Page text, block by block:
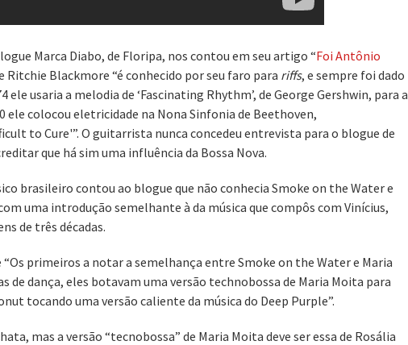
Marca Diabo, de Floripa, nos contou em seu artigo “Foi Antônio
Ritchie Blackmore “é conhecido por seu faro para riffs, e sempre foi dado
usaria a melodia de ‘Fascinating Rhythm’, de George Gershwin, para a
ele colocou eletricidade na Nona Sinfonia de Beethoven,
to Cure'”. O guitarrista nunca concedeu entrevista para o blogue de
que há sim uma influência da Bossa Nova.
brasileiro contou ao blogue que não conhecia Smoke on the Water e
uma introdução semelhante à da música que compôs com Vinícius,
de três décadas.
primeiros a notar a semelhança entre Smoke on the Water e Maria
de dança, eles botavam uma versão technobossa de Maria Moita para
tocando uma versão caliente da música do Deep Purple”.
mas a versão “tecnobossa” de Maria Moita deve ser essa de Rosália